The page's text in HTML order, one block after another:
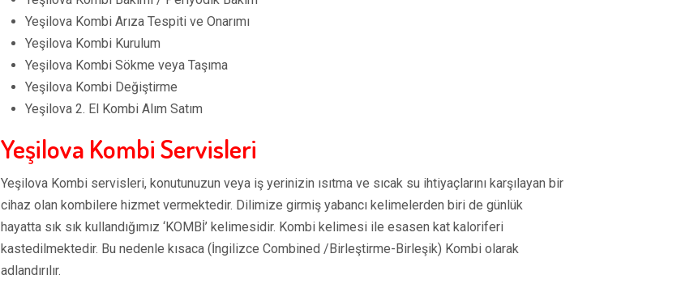
Yeşilova Kombi Arıza Tespiti ve Onarımı
Yeşilova Kombi Kurulum
Yeşilova Kombi Sökme veya Taşıma
Yeşilova Kombi Değiştirme
Yeşilova 2. El Kombi Alım Satım
Yeşilova Kombi Servisleri
Yeşilova Kombi servisleri, konutunuzun veya iş yerinizin ısıtma ve sıcak su ihtiyaçlarını karşılayan bir
cihaz olan kombilere hizmet vermektedir. Dilimize girmiş yabancı kelimelerden biri de günlük
hayatta sık sık kullandığımız ‘KOMBİ’ kelimesidir. Kombi kelimesi ile esasen kat kaloriferi
kastedilmektedir. Bu nedenle kısaca (İngilizce Combined /Birleştirme-Birleşik) Kombi olarak
adlandırılır.